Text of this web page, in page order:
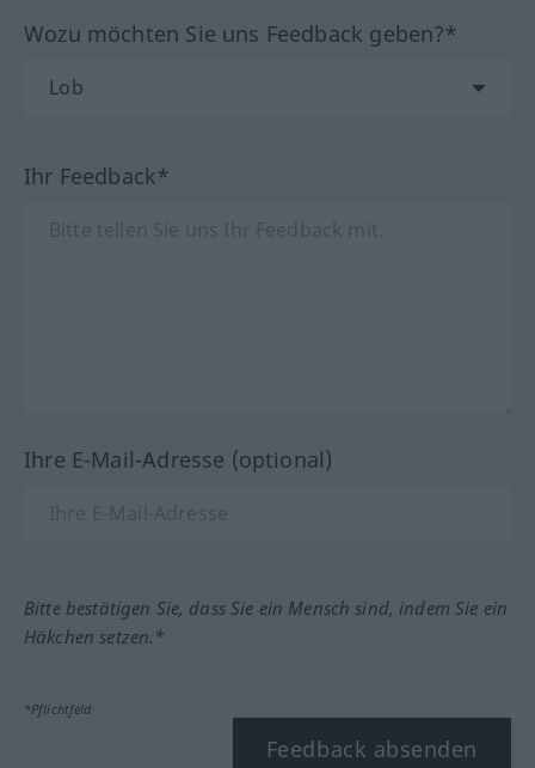
Wozu möchten Sie uns Feedback geben?*
Ihr Feedback*
Ihre E-Mail-Adresse (optional)
Bitte bestätigen Sie, dass Sie ein Mensch sind, indem Sie ein
Häkchen setzen.*
*Pflichtfeld
Feedback absenden